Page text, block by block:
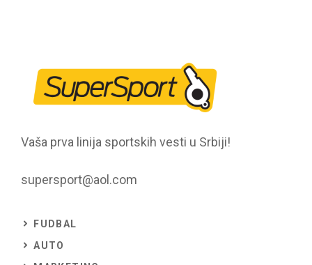
Vaša prva linija sportskih vesti u Srbiji!
supersport@aol.com
FUDBAL
AUTO